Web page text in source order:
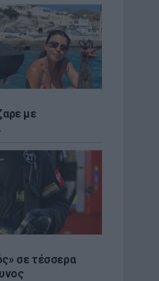
με
σε τέσσερα